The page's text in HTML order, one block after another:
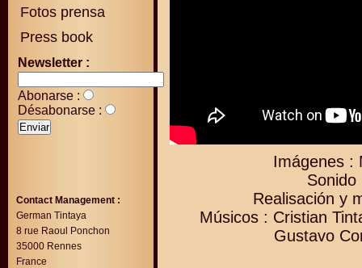
Fotos prensa
Press book
Newsletter :
Abonarse :
Désabonarse :
Contact Management :
German Tintaya
8 rue Raoul Ponchon
35000 Rennes
France
Imágenes :
Sonido
Realisación y
Músicos : Cristian
Gustavo